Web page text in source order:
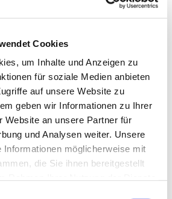
Cookies
um Inhalte und Anzeigen zu
für soziale Medien anbieten
auf unsere Website zu
geben wir Informationen zu Ihrer
Website an unsere Partner für
und Analysen weiter. Unsere
Informationen möglicherweise mit
die Sie ihnen bereitgestellt
Sanierung Teil 4:
Förderung: In unserer Themen-Serie
präsentiert. Die vierte